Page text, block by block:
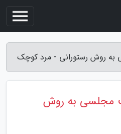
روش رستورانی - مرد کوچک
مجلسی به روش